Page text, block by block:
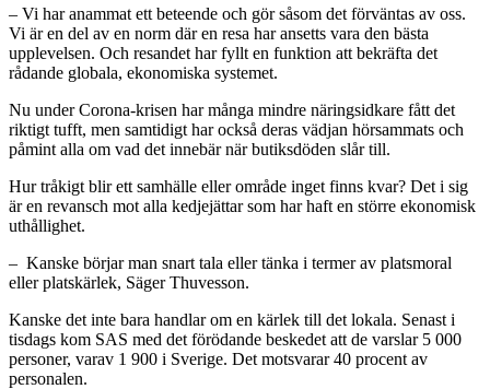
– Vi har anammat ett beteende och gör såsom det förväntas av oss.
Vi är en del av en norm där en resa har ansetts vara den bästa
upplevelsen. Och resandet har fyllt en funktion att bekräfta det
rådande globala, ekonomiska systemet.
Nu under Corona-krisen har många mindre näringsidkare fått det
riktigt tufft, men samtidigt har också deras vädjan hörsammats och
påmint alla om vad det innebär när butiksdöden slår till.
Hur tråkigt blir ett samhälle eller område inget finns kvar? Det i sig
är en revansch mot alla kedjejättar som har haft en större ekonomisk
uthållighet.
– Kanske börjar man snart tala eller tänka i termer av platsmoral
eller platskärlek, Säger Thuvesson.
Kanske det inte bara handlar om en kärlek till det lokala. Senast i
tisdags kom SAS med det förödande beskedet att de varslar 5 000
personer, varav 1 900 i Sverige. Det motsvarar 40 procent av
personalen.